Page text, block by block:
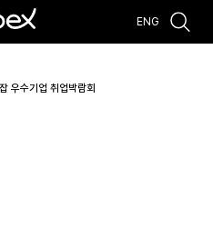
차안내 #편의시설
ENG
우수기업 취업박람회